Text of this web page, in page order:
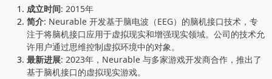
成立时间: 2015年
简介: Neurable 开发基于脑电波（EEG）的脑机接口技术，专
注于将脑机接口应用于虚拟现实和增强现实领域。公司的技术允
许用户通过思维控制虚拟环境中的对象。
最新进展: 2023年，Neurable 与多家游戏开发商合作，推出了
基于脑机接口的虚拟现实游戏。